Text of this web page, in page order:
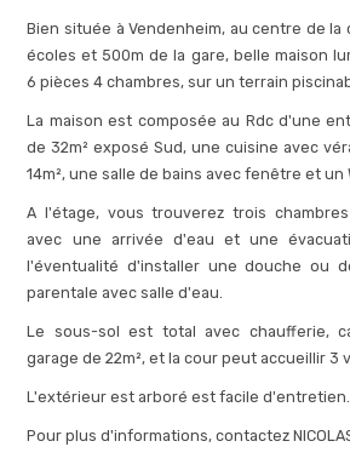
Bien située à Vendenheim, au centre de la
écoles et 500m de la gare, belle maison
6 pièces 4 chambres, sur un terrain
La maison est composée au Rdc d'une
de 32m² exposé Sud, une cuisine avec
14m², une salle de bains avec fenêtre et un
A l'étage, vous trouverez trois
avec une arrivée d'eau et une
l'éventualité d'installer une douche ou
parentale avec salle d'eau.
Le sous-sol est total avec chaufferie,
garage de 22m², et la cour peut accueillir 3
L'extérieur est arboré est facile d'entretien.
Pour plus d'informations, contactez